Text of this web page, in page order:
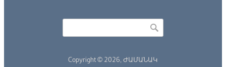
Copyright © 2026, ԺԱՄԱՆԱԿ